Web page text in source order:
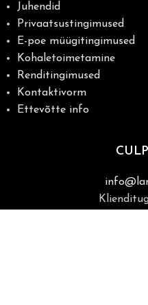
Juhendid
Privaatsustingimused
E-poe müügitingimused
Kohaletoimetamine
Renditingimused
Kontaktivorm
Ettevõtte info